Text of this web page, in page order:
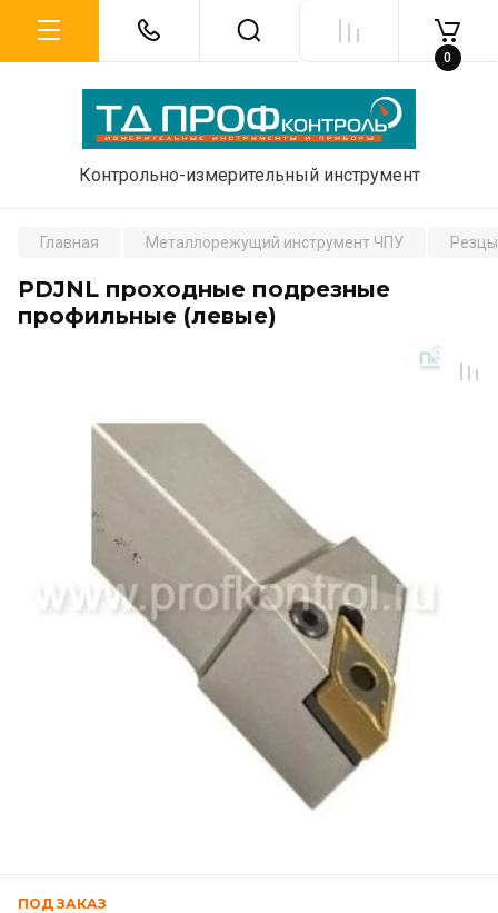
Контрольно-измерительный инструмент
0
Главная Металлорежущий инструмент ЧПУ
PDJNL проходные подрезные
профильные (левые)
ПОД ЗАКАЗ